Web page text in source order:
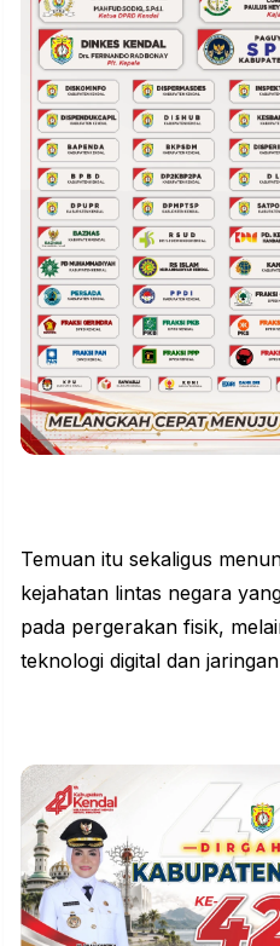
Temuan itu sekaligus
kejahatan lintas negara
pada pergerakan fisik,
teknologi digital dan